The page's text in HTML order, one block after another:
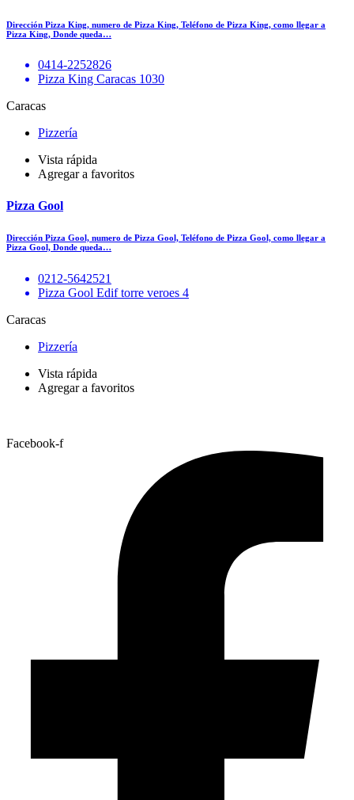
Dirección Pizza King, numero de Pizza King, Teléfono de Pizza King, como llegar a
Pizza King, Donde queda…
0414-2252826
Pizza King Caracas 1030
Caracas
Pizzería
Vista rápida
Agregar a favoritos
Pizza Gool
Dirección Pizza Gool, numero de Pizza Gool, Teléfono de Pizza Gool, como llegar a
Pizza Gool, Donde queda…
0212-5642521
Pizza Gool Edif torre veroes 4
Caracas
Pizzería
Vista rápida
Agregar a favoritos
Facebook-f